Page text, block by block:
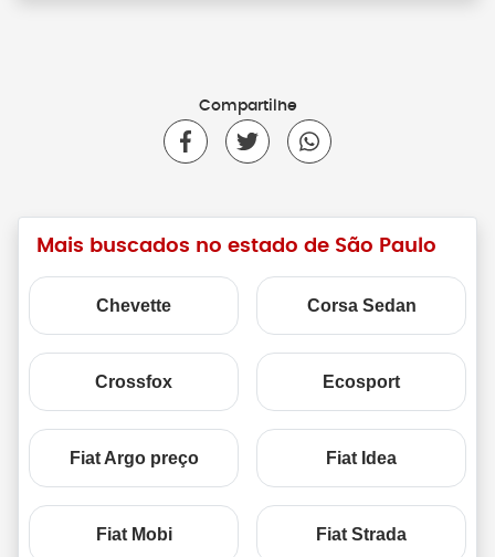
Compartilhe
Mais buscados no estado de São Paulo
Chevette Corsa Sedan
Crossfox Ecosport
Fiat Argo preço Fiat Idea
Fiat Mobi Fiat Strada